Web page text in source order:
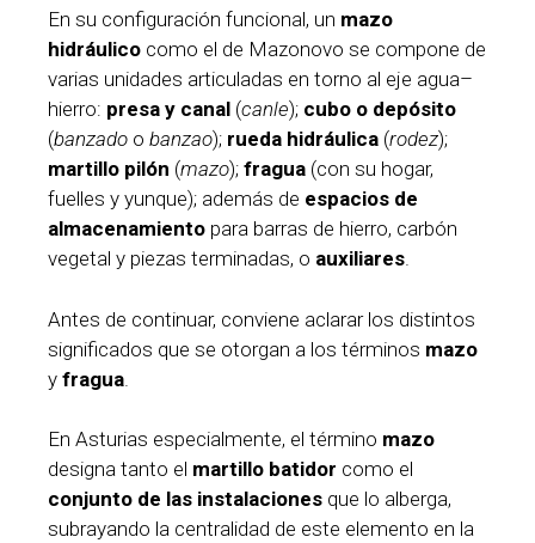
En su configuración funcional, un mazo
hidráulico como el de Mazonovo se compone de
varias unidades articuladas en torno al eje agua–
hierro: presa y canal (canle); cubo o depósito
(banzado o banzao); rueda hidráulica (rodez);
martillo pilón (mazo); fragua (con su hogar,
fuelles y yunque); además de espacios de
almacenamiento para barras de hierro, carbón
vegetal y piezas terminadas, o auxiliares.
Antes de continuar, conviene aclarar los distintos
significados que se otorgan a los términos mazo
y fragua
En Asturias especialmente, el término mazo
designa tanto el martillo batidor como el
conjunto de las instalaciones que lo alberga,
subrayando la centralidad de este elemento en la